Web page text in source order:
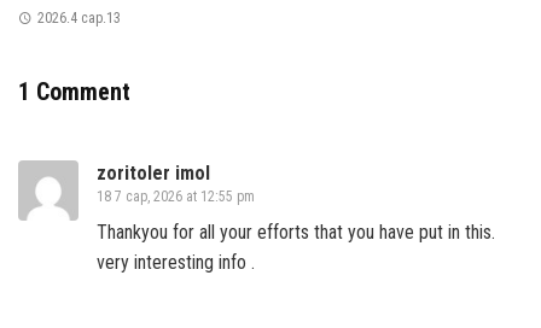
2026.4 сар.13
1 Comment
zoritoler imol
18 7 сар, 2026 at 12:55 pm
Thankyou for all your efforts that you have put in this.
very interesting info .